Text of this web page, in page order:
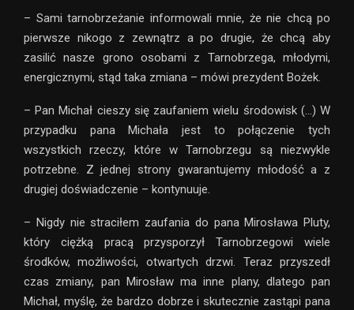
– Sami tarnobrzeżanie informowali mnie, że nie chcą po
pierwsze nikogo z zewnątrz a po drugie, że chcą aby
zasilić nasze grono osobami z Tarnobrzega, młodymi,
energicznymi, stąd taka zmiana – mówi prezydent Bożek.
– Pan Michał cieszy się zaufaniem wielu środowisk (…) W
przypadku pana Michała jest to połączenie tych
wszystkich rzeczy, które w Tarnobrzegu są niezwykle
potrzebne. Z jednej strony gwarantujemy młodość a z
drugiej doświadczenie – kontynuuje.
– Nigdy nie straciłem zaufania do pana Mirosława Pluty,
który ciężką pracą przysporzył Tarnobrzegowi wiele
środków, możliwości, otwartych drzwi. Teraz przyszedł
czas zmiany, pan Mirosław ma inne plany, dlatego pan
Michał, myślę, że bardzo dobrze i skutecznie zastąpi pana